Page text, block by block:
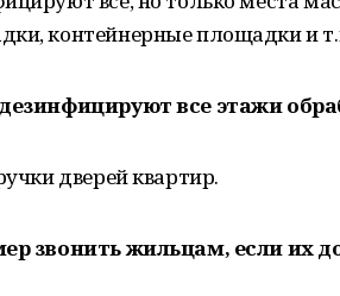
контейнерные площадки и
все этажи
дверей квартир.
звонить жильцам, если их